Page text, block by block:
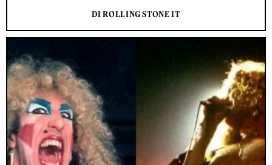
DI ROLLING STONE IT